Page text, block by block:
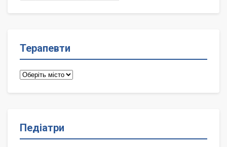
Терапевти
Терапевти
Педіатри